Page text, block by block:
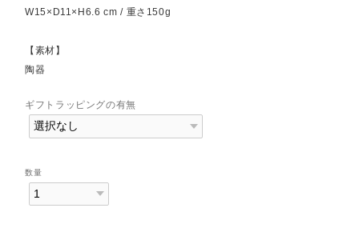
W15×D11×H6.6 cm / 重さ150g
【素材】
陶器
ギフトラッピングの有無
数量